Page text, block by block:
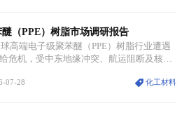
业、高端制造、军工、新能源等多个核心
现代工业体系中不可或缺的基础材料。
（PPE）树脂市场调研报告
高端电子级聚苯醚（PPE）树脂行业遭遇
危机，受中东地缘冲突、航运阻断及核心
长期维持寡头垄断的供应链格局彻底瓦
07-28 化工材料